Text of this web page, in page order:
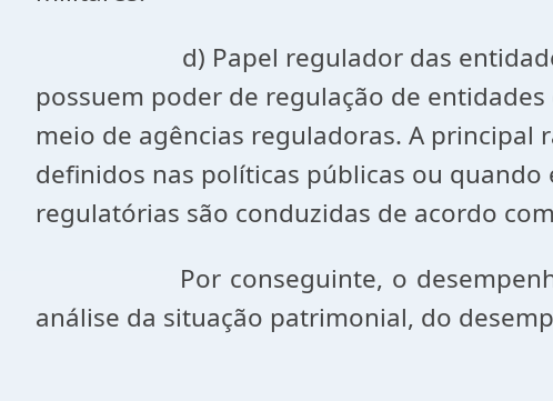
d) Papel regulador das entidades do
possuem poder de regulação de
meio de agências reguladoras. A principal
definidos nas políticas públicas ou
regulatórias são conduzidas de acordo
Por conseguinte, o desempenho de
análise da situação patrimonial, do